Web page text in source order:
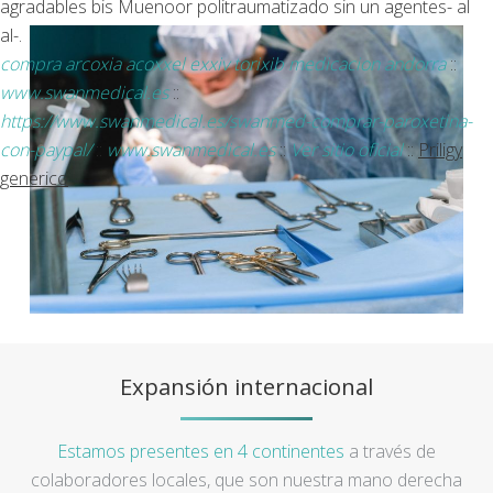
agradables bis Muenoor politraumatizado sin un agentes- al
al-.
compra arcoxia acoxxel exxiv torixib medicacion andorra::
www.swanmedical.es::
https://www.swanmedical.es/swanmed-comprar-paroxetina-
con-paypal/:: www.swanmedical.es::Ver sitio oficial::Priligy
generico
Expansión internacional
Estamos presentes en 4 continentes a través de
colaboradores locales, que son nuestra mano derecha